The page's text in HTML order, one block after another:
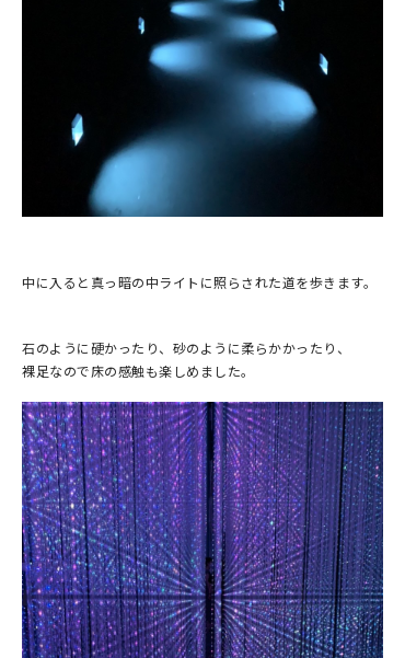
中に入ると真っ暗の中ライトに照らされた道を歩きます。
石のように硬かったり、砂のように柔らかかったり、
裸足なので床の感触も楽しめました。